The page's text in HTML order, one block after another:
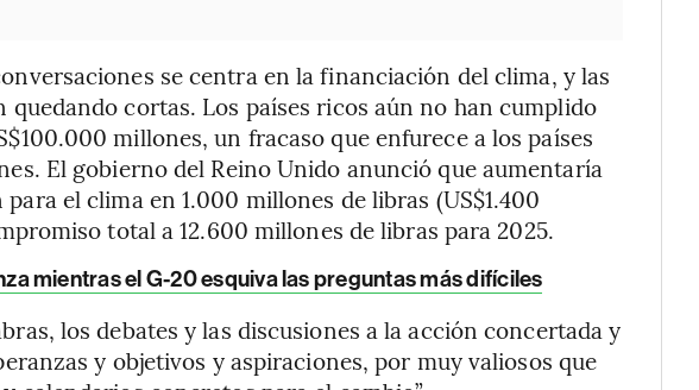
se centra en la financiación del clima, y las
quedando cortas. Los países ricos aún no han cumplido
millones, un fracaso que enfurece a los países
El gobierno del Reino Unido anunció que aumentaría
el clima en 1.000 millones de libras (US$1.400
total a 12.600 millones de libras para 2025.
mientras el G-20 esquiva las preguntas más difíciles
los debates y las discusiones a la acción concertada y
y objetivos y aspiraciones, por muy valiosos que